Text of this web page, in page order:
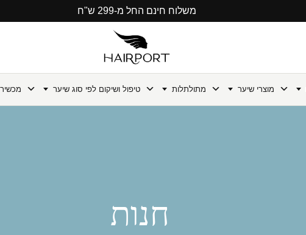
משלוח חינם החל מ-299 ש"ח
מוצרי שיער מתולתלות טיפול ושיקום לפי סוג שיער
חנות